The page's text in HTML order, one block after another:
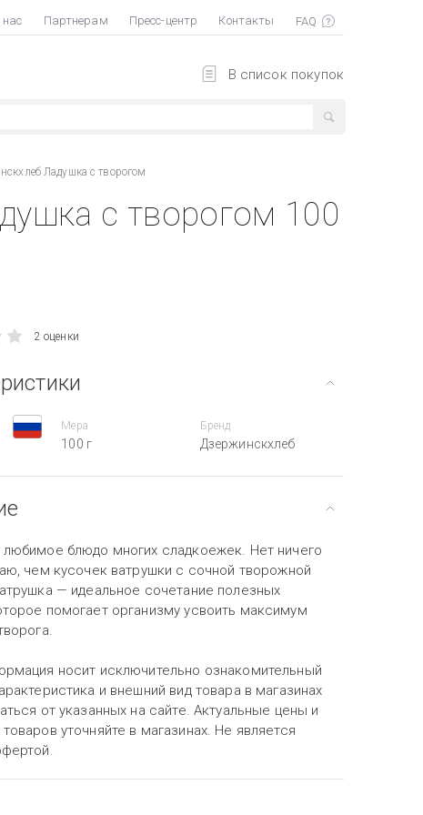
нас Партнерам Пресс-центр Контакты
В список покупок
Ладушка с творогом
с творогом 100
2 оценки
Мера
100 г
Бренд
Дзержинскхлеб
блюдо многих сладкоежек. Нет ничего
чем кусочек ватрушки с сочной творожной
— идеальное сочетание полезных
помогает организму усвоить максимум
носит исключительно ознакомительный
и внешний вид товара в магазинах
от указанных на сайте. Актуальные цены и
уточняйте в магазинах. Не является